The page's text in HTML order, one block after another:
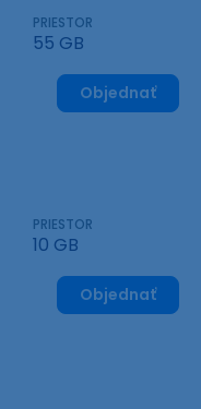
PRIESTOR
55 GB
Objednať
PRIESTOR
10 GB
Objednať